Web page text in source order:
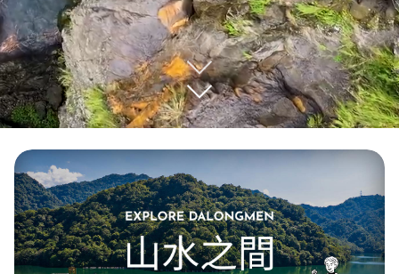
帶著溫柔又迷人的音樂氛圍，
babychair 這次將來到桃園竹圍漁港，和大家一起在海風、夕陽與
音浪之間，留下屬於夏天最珍貴的記憶🎤
想知道他們當天又會帶來什麼樣的舞台驚喜？一起來竹圍漁港到現
場感受他們的音樂魅力！
📅 8/1－8/2
📍桃園竹圍漁港
這個夏天，就跟著 babychair 的節奏，在海風裡慢慢漂浮，慢慢享
受音樂🎵🌊
#babychair #2026桃園珍珠海岸國際音樂節 #珍珠海岸國際音樂